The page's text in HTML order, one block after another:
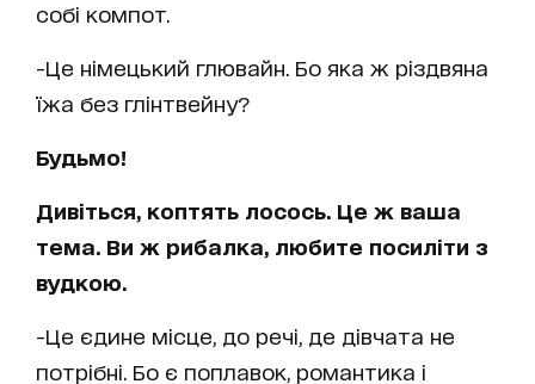
собі компот.
-Це німецький глювайн. Бо яка ж різдвяна
їжа без глінтвейну?
Будьмо!
Дивіться, коптять лосось. Це ж ваша
тема. Ви ж рибалка, любите посиліти з
вудкою.
-Це єдине місце, до речі, де дівчата не
потрібні. Бо є поплавок, романтика і